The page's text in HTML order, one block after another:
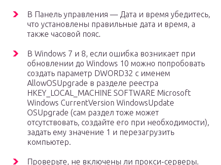
В Панель управления — Дата и время убедитесь,
что установлены правильные дата и время, а
также часовой пояс.
В Windows 7 и 8, если ошибка возникает при
обновлении до Windows 10 можно попробовать
создать параметр DWORD32 с именем
AllowOSUpgrade в разделе реестра
HKEY_LOCAL_MACHINE SOFTWARE Microsoft
Windows CurrentVersion WindowsUpdate
OSUpgrade (сам раздел тоже может
отсутствовать, создайте его при необходимости),
задать ему значение 1 и перезагрузить
компьютер.
Проверьте, не включены ли прокси-серверы.